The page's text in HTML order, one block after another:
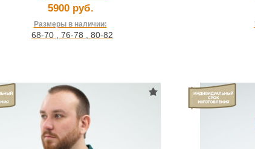
5900 руб.
Размеры в наличии:
68-70 , 76-78 , 80-82